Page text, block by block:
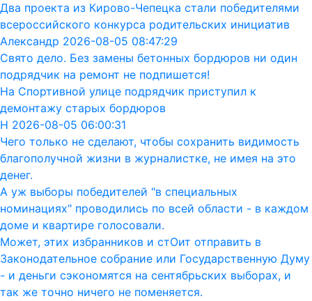
Два проекта из Кирово-Чепецка стали победителями
всероссийского конкурса родительских инициатив
Александр 2026-08-05 08:47:29
Свято дело. Без замены бетонных бордюров ни один
подрядчик на ремонт не подпишется!
На Спортивной улице подрядчик приступил к
демонтажу старых бордюров
Н 2026-08-05 06:00:31
Чего только не сделают, чтобы сохранить видимость
благополучной жизни в журналистке, не имея на это
денег.
А уж выборы победителей "в специальных
номинациях" проводились по всей области - в каждом
доме и квартире голосовали.
Может, этих избранников и стОит отправить в
Законодательное собрание или Государственную Думу
- и деньги сэкономятся на сентябрьских выборах, и
так же точно ничего не поменяется.